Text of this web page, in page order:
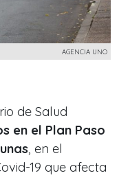
AGENCIA UNO
de Salud
en el Plan Paso
, en el
19 que afecta